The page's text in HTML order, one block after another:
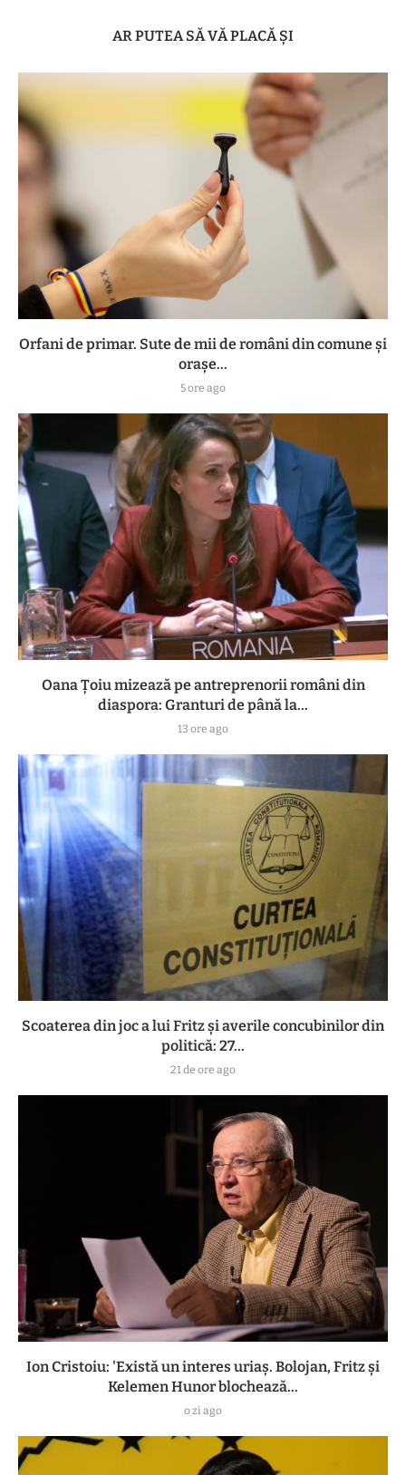
AR PUTEA SĂ VĂ PLACĂ ȘI
Orfani de primar. Sute de mii de români din comune și
orașe...
5 ore ago
Oana Țoiu mizează pe antreprenorii români din
diaspora: Granturi de până la...
13 ore ago
Scoaterea din joc a lui Fritz și averile concubinilor din
politică: 27...
21 de ore ago
Ion Cristoiu: 'Există un interes uriaș. Bolojan, Fritz și
Kelemen Hunor blochează...
o zi ago